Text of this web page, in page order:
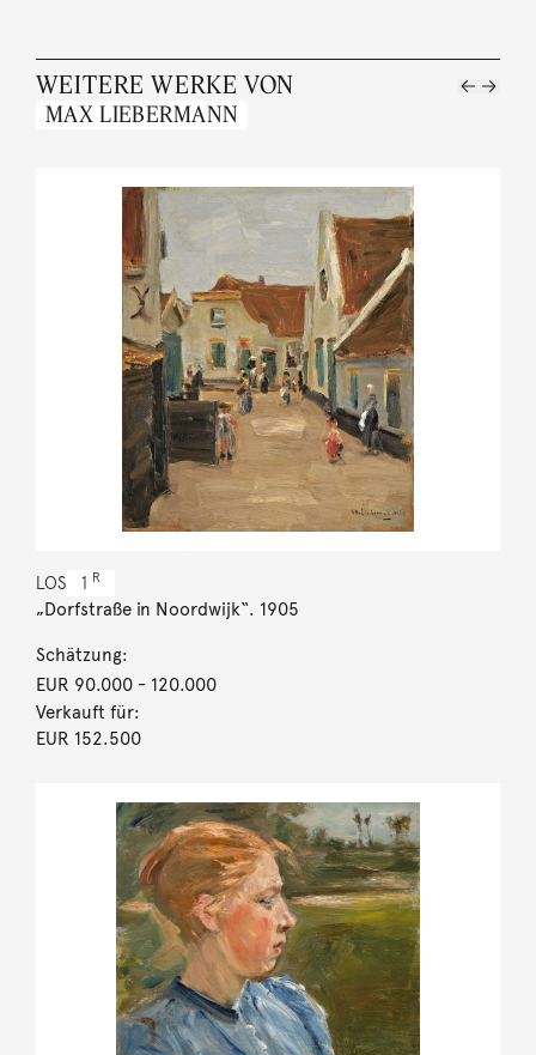
WEITERE WERKE VON
MAX LIEBERMANN
LOS 1 R
„Dorfstraße in Noordwijk“. 1905
Schätzung:
EUR 90.000- 120.000
Verkauft für:
EUR 152.500